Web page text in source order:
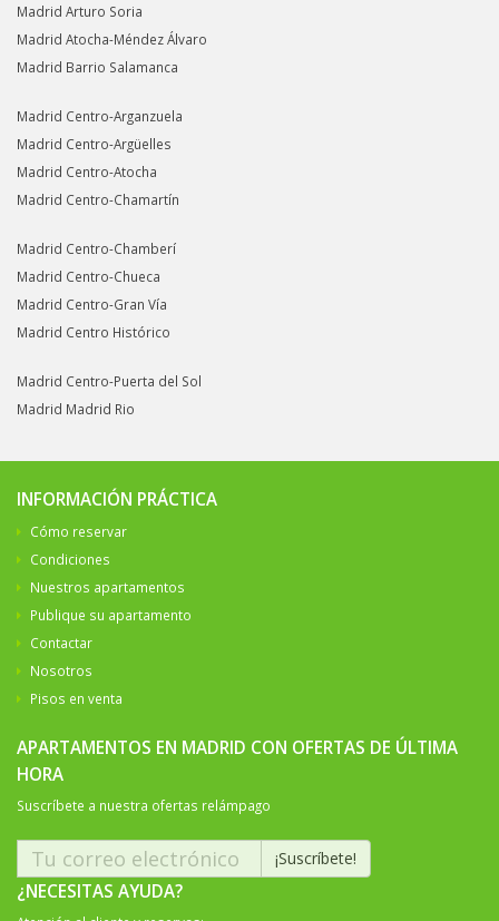
Madrid Arturo Soria
Madrid Atocha-Méndez Álvaro
Madrid Barrio Salamanca
Madrid Centro-Arganzuela
Madrid Centro-Argüelles
Madrid Centro-Atocha
Madrid Centro-Chamartín
Madrid Centro-Chamberí
Madrid Centro-Chueca
Madrid Centro-Gran Vía
Madrid Centro Histórico
Madrid Centro-Puerta del Sol
Madrid Madrid Rio
INFORMACIÓN PRÁCTICA
Cómo reservar
Condiciones
Nuestros apartamentos
Publique su apartamento
Contactar
Nosotros
Pisos en venta
APARTAMENTOS EN MADRID CON OFERTAS DE ÚLTIMA
HORA
Suscríbete a nuestra ofertas relámpago
¿NECESITAS AYUDA?